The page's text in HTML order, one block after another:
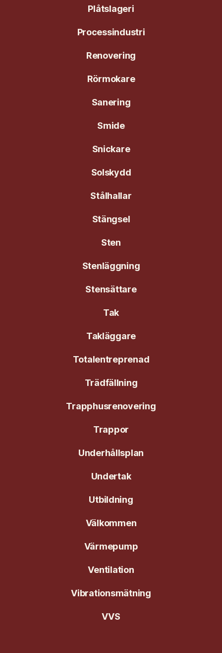
Plåtslageri
Processindustri
Renovering
Rörmokare
Sanering
Smide
Snickare
Solskydd
Stålhallar
Stängsel
Sten
Stenläggning
Stensättare
Tak
Takläggare
Totalentreprenad
Trädfällning
Trapphusrenovering
Trappor
Underhållsplan
Undertak
Utbildning
Välkommen
Värmepump
Ventilation
Vibrationsmätning
VVS